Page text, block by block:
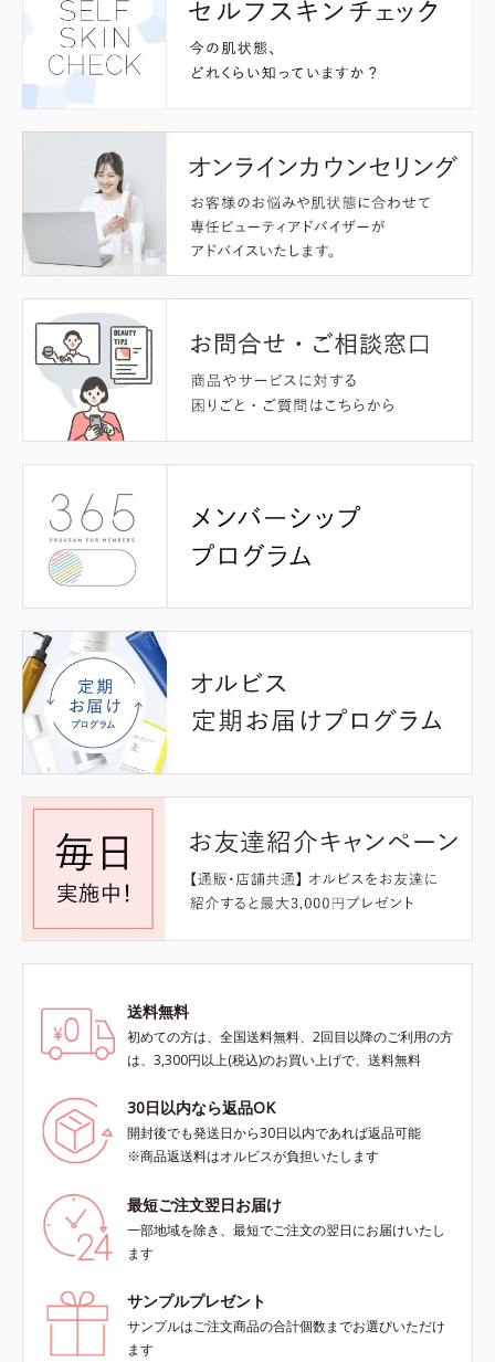
送料無料
初めての方は、全国送料無料、2回目以降のご利用の方
は、3,300円以上(税込)のお買い上げで、送料無料
30日以内なら返品OK
開封後でも発送日から30日以内であれば返品可能
※商品返送料はオルビスが負担いたします
最短ご注文翌日お届け
一部地域を除き、最短でご注文の翌日にお届けいたし
ます
サンプルプレゼント
サンプルはご注文商品の合計個数までお選びいただけ
ます